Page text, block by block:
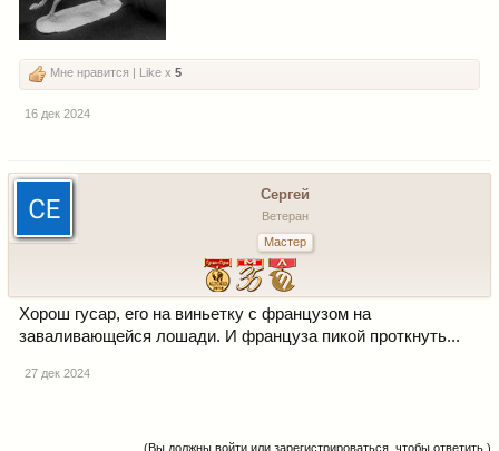
Мне нравится | Like x 5
16 дек 2024
Сергей
Ветеран
Мастер
Хорош гусар, его на виньетку с французом на
заваливающейся лошади. И француза пикой проткнуть...
27 дек 2024
(Вы должны войти или зарегистрироваться, чтобы ответить.)